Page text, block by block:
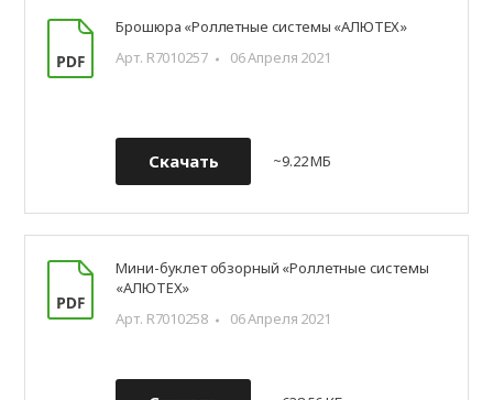
Брошюра «Роллетные системы «АЛЮТЕХ»
Арт. R7010257
06 Апреля 2021
Скачать ~9.22 МБ
Мини-буклет обзорный «Роллетные системы
«АЛЮТЕХ»
Арт. R7010258
06 Апреля 2021